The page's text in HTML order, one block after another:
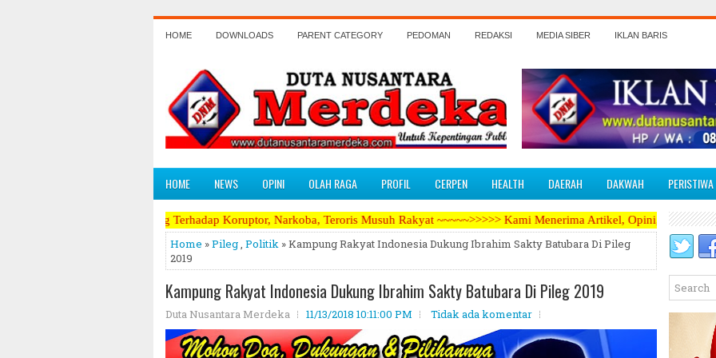
HOME DOWNLOADS PARENT CATEGORY PEDOMAN REDAKSI MEDIA SIBER IKLAN BARIS
HOME NEWS OPINI OLAH RAGA PROFIL CERPEN HEALTH DAERAH DAKWAH PERISTIWA
Perang Terhadap Koruptor, Narkoba, Teroris Musuh Rakyat ~~~~~>>>>> Kami Menerima Artikel, Opini, Berita Kegiatan, Iklan
Home »Pileg, Politik » Kampung Rakyat Indonesia Dukung Ibrahim Sakty Batubara Di Pileg
2019
Kampung Rakyat Indonesia Dukung Ibrahim Sakty Batubara Di Pileg 2019
Duta Nusantara Merdeka 11/13/2018 10:11:00 PM Tidak ada komentar